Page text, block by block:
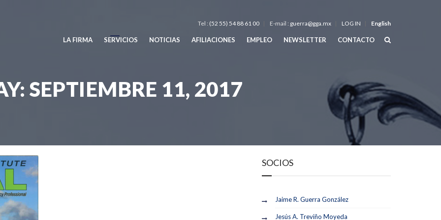
Tel : (52 55) 54 88 61 00 E-mail : guerra@gga.mx LOG IN English
LA FIRMA SERVICIOS NOTICIAS AFILIACIONES EMPLEO NEWSLETTER CONTACTO
SEPTIEMBRE 11, 2017
SOCIOS
Jaime R. Guerra González
Jesús A. Treviño Moyeda